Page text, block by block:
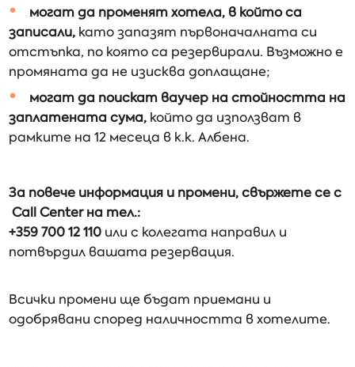
могат да променят хотела, в който са
записали, като запазят първоначалната си
отстъпка, по която са резервирали. Възможно е
промяната да не изисква доплащане;
могат да поискат ваучер на стойността на
заплатената сума, който да използват в
рамките на 12 месеца в к.к. Албена.
За повече информация и промени, свържете се с
Call Center на тел.:
+359 700 12 110 или с колегата направил и
потвърдил вашата резервация.
Всички промени ще бъдат приемани и
одобрявани според наличността в хотелите.